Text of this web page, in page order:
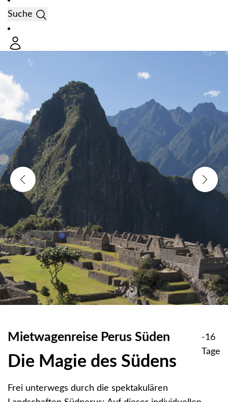
Suche
Mietwagenreise Perus Süden
Die Magie des Südens
-16
Tage
Frei unterwegs durch die spektakulären